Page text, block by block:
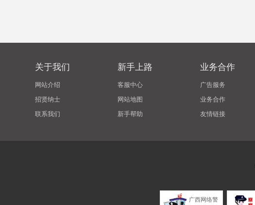
关于我们
网站介绍
招贤纳士
联系我们
新手上路
客服中心
网站地图
新手帮助
业务合作
广告服务
业务合作
友情链接
广西网络警